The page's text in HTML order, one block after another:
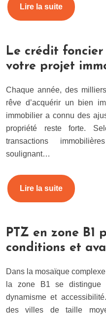
Lire la suite
Le crédit
votre projet
Chaque année, des
rêve d’acquérir un bien
immobilier a connu des
propriété reste forte.
transactions
soulignant…
Lire la suite
PTZ en zone B1
conditions et
Dans la mosaïque
la zone B1 se distingue
dynamisme et
des villes de taille